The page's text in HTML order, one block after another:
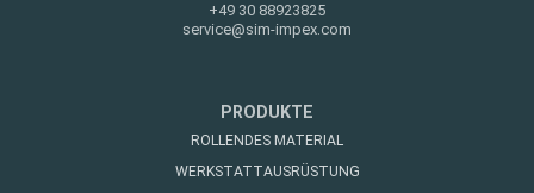
+49 30 88923825
service@sim-impex.com
PRODUKTE
ROLLENDES MATERIAL
WERKSTATTAUSRÜSTUNG